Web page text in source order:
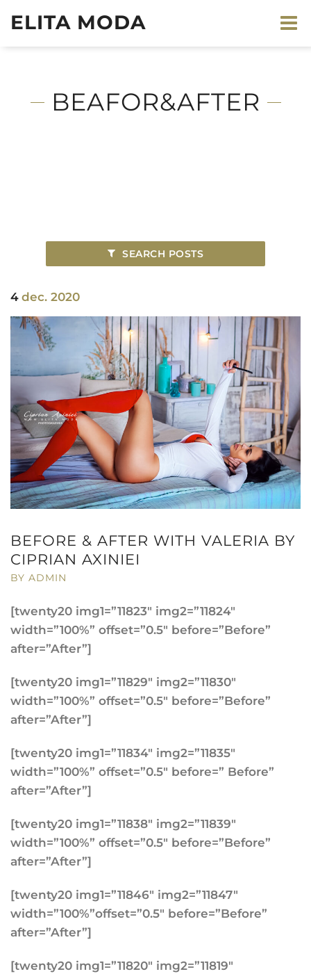
ELITA MODA
BEAFOR&AFTER
SEARCH POSTS
4 dec. 2020
BEFORE & AFTER WITH VALERIA BY
CIPRIAN AXINIEI
BY ADMIN
[twenty20 img1=”11823″ img2=”11824″
width=”100%” offset=”0.5″ before=”Before”
after=”After”]
[twenty20 img1=”11829″ img2=”11830″
width=”100%” offset=”0.5″ before=”Before”
after=”After”]
[twenty20 img1=”11834″ img2=”11835″
width=”100%” offset=”0.5″ before=” Before”
after=”After”]
[twenty20 img1=”11838″ img2=”11839″
width=”100%” offset=”0.5″ before=”Before”
after=”After”]
[twenty20 img1=”11846″ img2=”11847″
width=”100%”offset=”0.5″ before=”Before”
after=”After”]
[twenty20 img1=”11820″ img2=”11819″